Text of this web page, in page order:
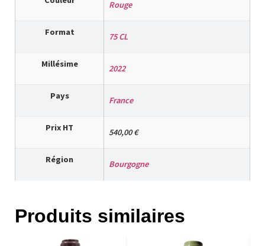
Rouge
Format 75 CL
Millésime 2022
Pays France
Prix HT 540,00 €
Région Bourgogne
Produits similaires